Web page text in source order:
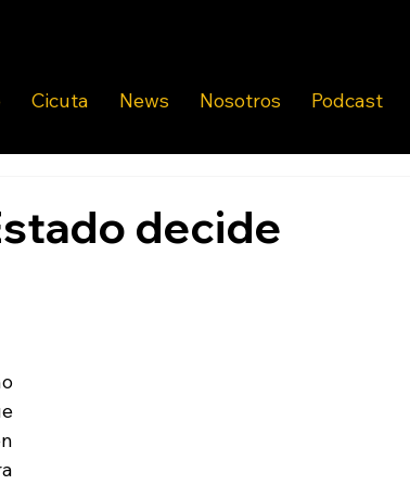
Cicuta News Nosotros Podcast
decide